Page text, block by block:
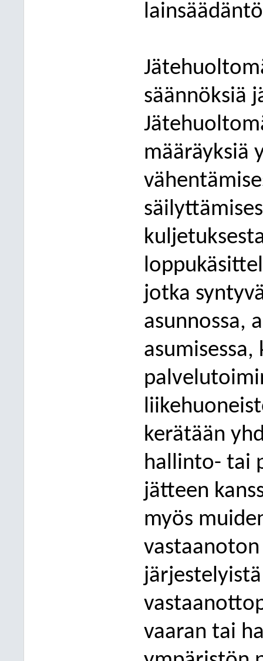
säännöksiä
määräyksiä
jotka
asunnossa,
kerätään
hallinto- tai
jätteen
myös
vaaran tai